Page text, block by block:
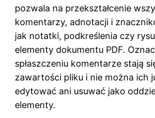
pozwala na przekształcenie
komentarzy, adnotacji i
jak notatki, podkreślenia czy
elementy dokumentu PDF.
spłaszczeniu komentarze stają
zawartości pliku i nie można ich
edytować ani usuwać jako
elementy.